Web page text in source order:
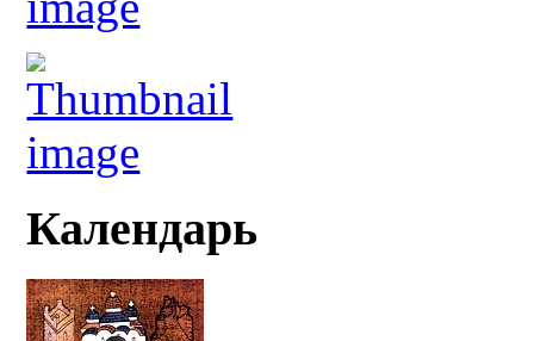
Календарь